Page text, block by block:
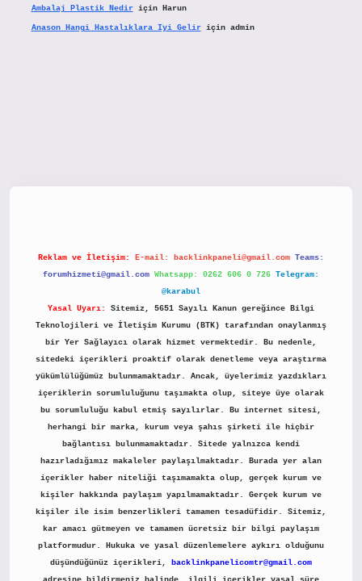
Ambalaj Plastik Nediriçin Harun
Anason Hangi Hastalıklara Iyi Geliriçin admin
Reklam ve İletişim: E-mail: backlinkpaneli@gmail.com Teams:
forumhizmeti@gmail.com Whatsapp: 0262 606 0 726 Telegram:
@karabul
Yasal Uyarı:
Sitemiz, 5651 Sayılı Kanun gereğince Bilgi
Teknolojileri ve İletişim Kurumu (BTK) tarafından onaylanmış
bir Yer Sağlayıcı olarak hizmet vermektedir. Bu nedenle,
sitedeki içerikleri proaktif olarak denetleme veya araştırma
yükümlülüğümüz bulunmamaktadır. Ancak, üyelerimiz yazdıkları
içeriklerin sorumluluğunu taşımakta olup, siteye üye olarak
bu sorumluluğu kabul etmiş sayılırlar. Bu internet sitesi,
herhangi bir marka, kurum veya şahıs şirketi ile hiçbir
bağlantısı bulunmamaktadır. Sitede yalnızca kendi
hazırladığımız makaleler paylaşılmaktadır. Burada yer alan
içerikler haber niteliği taşımamakta olup, gerçek kurum ve
kişiler hakkında paylaşım yapılmamaktadır. Gerçek kurum ve
kişiler ile isim benzerlikleri tamamen tesadüfidir. Sitemiz,
kar amacı gütmeyen ve tamamen ücretsiz bir bilgi paylaşım
platformudur. Hukuka ve yasal düzenlemelere aykırı olduğunu
düşündüğünüz içerikleri,
backlinkpanelicomtr@gmail.com